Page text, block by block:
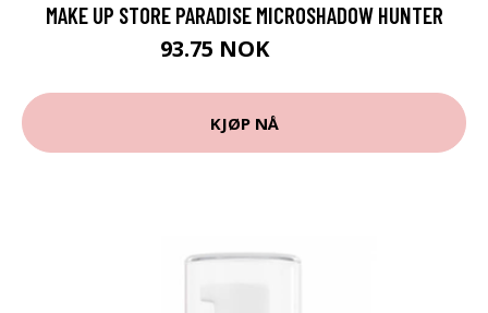
MAKE UP STORE PARADISE MICROSHADOW HUNTER
93.75 NOK
KJØP NÅ